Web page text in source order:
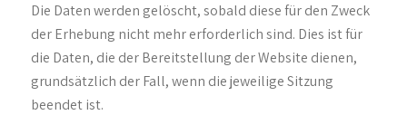
Die Daten werden gelöscht, sobald diese für den Zweck
der Erhebung nicht mehr erforderlich sind. Dies ist für
die Daten, die der Bereitstellung der Website dienen,
grundsätzlich der Fall, wenn die jeweilige Sitzung
beendet ist.